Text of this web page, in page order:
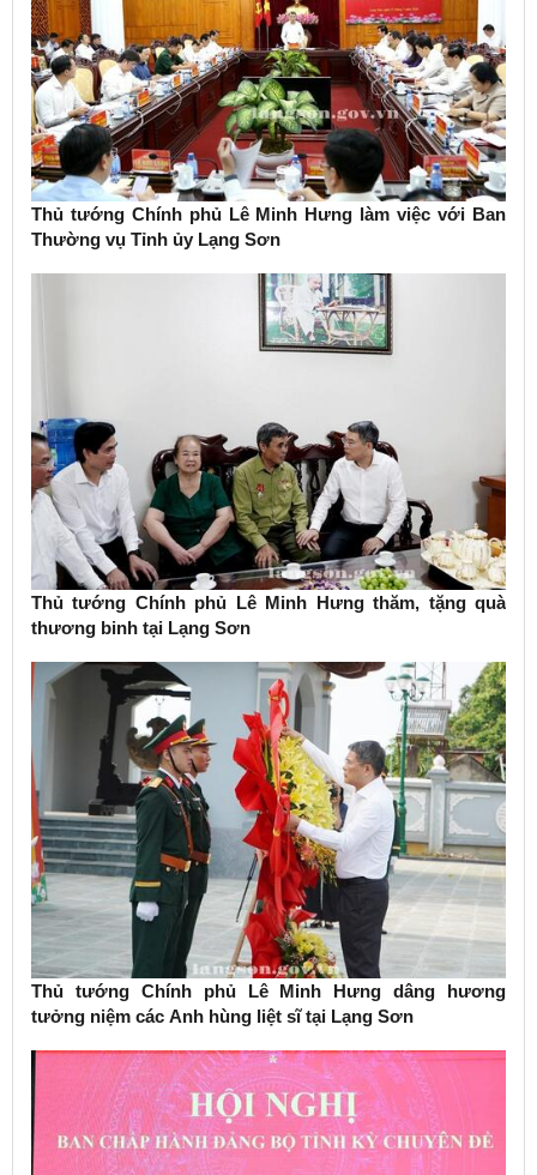
Thủ tướng Chính phủ Lê Minh Hưng làm việc với Ban
Thường vụ Tỉnh ủy Lạng Sơn
Thủ tướng Chính phủ Lê Minh Hưng thăm, tặng quà
thương binh tại Lạng Sơn
Thủ tướng Chính phủ Lê Minh Hưng dâng hương
tưởng niệm các Anh hùng liệt sĩ tại Lạng Sơn